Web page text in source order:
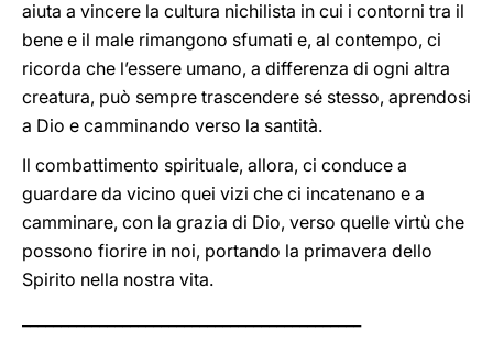
aiuta a vincere la cultura nichilista in cui i contorni tra il
bene e il male rimangono sfumati e, al contempo, ci
ricorda che l’essere umano, a differenza di ogni altra
creatura, può sempre trascendere sé stesso, aprendosi
a Dio e camminando verso la santità.
Il combattimento spirituale, allora, ci conduce a
guardare da vicino quei vizi che ci incatenano e a
camminare, con la grazia di Dio, verso quelle virtù che
possono fiorire in noi, portando la primavera dello
Spirito nella nostra vita.